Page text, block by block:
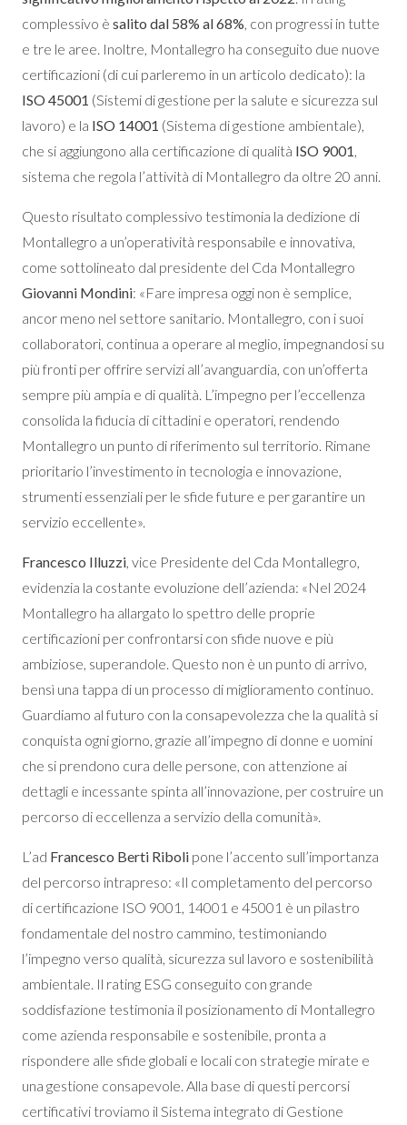
complessivo è salito dal 58% al 68% , con progressi in tutte
e tre le aree. Inoltre, Montallegro ha conseguito due nuove
certificazioni (di cui parleremo in un articolo dedicato): la
ISO 45001 (Sistemi di gestione per la salute e sicurezza sul
lavoro) e la ISO 14001 (Sistema di gestione ambientale),
che si aggiungono alla certificazione di qualità ISO 9001
sistema che regola l’attività di Montallegro da oltre 20 anni.
Questo risultato complessivo testimonia la dedizione di
Montallegro a un’operatività responsabile e innovativa,
come sottolineato dal presidente del Cda Montallegro
Giovanni Mondini: «Fare impresa oggi non è semplice,
ancor meno nel settore sanitario. Montallegro, con i suoi
collaboratori, continua a operare al meglio, impegnandosi su
più fronti per offrire servizi all’avanguardia, con un’offerta
sempre più ampia e di qualità. L’impegno per l’eccellenza
consolida la fiducia di cittadini e operatori, rendendo
Montallegro un punto di riferimento sul territorio. Rimane
prioritario l’investimento in tecnologia e innovazione,
strumenti essenziali per le sfide future e per garantire un
servizio eccellente».
Francesco Illuzzi , vice Presidente del Cda Montallegro,
evidenzia la costante evoluzione dell’azienda: «Nel 2024
Montallegro ha allargato lo spettro delle proprie
certificazioni per confrontarsi con sfide nuove e più
ambiziose, superandole. Questo non è un punto di arrivo,
bensì una tappa di un processo di miglioramento continuo.
Guardiamo al futuro con la consapevolezza che la qualità si
conquista ogni giorno, grazie all’impegno di donne e uomini
che si prendono cura delle persone, con attenzione ai
dettagli e incessante spinta all’innovazione, per costruire un
percorso di eccellenza a servizio della comunità».
L’ad Francesco Berti Riboli pone l’accento sull’importanza
del percorso intrapreso: «Il completamento del percorso
di certificazione ISO 9001, 14001 e 45001 è un pilastro
fondamentale del nostro cammino, testimoniando
l’impegno verso qualità, sicurezza sul lavoro e sostenibilità
ambientale. Il rating ESG conseguito con grande
soddisfazione testimonia il posizionamento di Montallegro
come azienda responsabile e sostenibile, pronta a
rispondere alle sfide globali e locali con strategie mirate e
una gestione consapevole. Alla base di questi percorsi
certificativi troviamo il Sistema integrato di Gestione